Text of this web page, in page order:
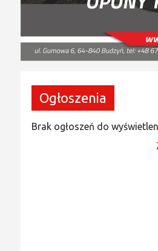
Ogłoszenia
Brak ogłoszeń do